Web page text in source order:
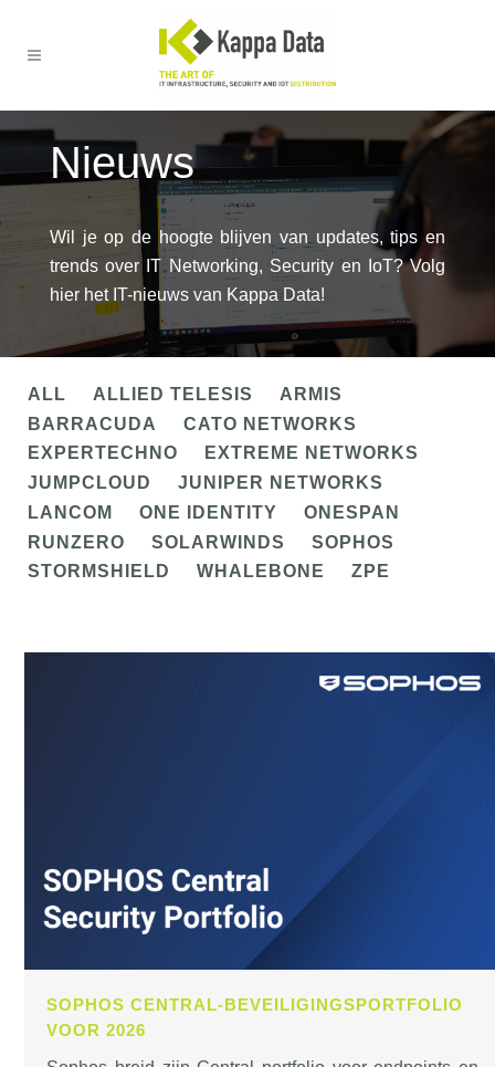
Nieuws
Wil je op de hoogte blijven van updates, tips en
trends over IT Networking, Security en IoT? Volg
hier het IT-nieuws van Kappa Data!
ALL ALLIED TELESIS
ARMIS
BARRACUDA
CATO NETWORKS
EXPERTECHNO
EXTREME NETWORKS
JUMPCLOUD
JUNIPER NETWORKS
LANCOM
ONE IDENTITY
ONESPAN
RUNZERO
SOLARWINDS
SOPHOS
STORMSHIELD
WHALEBONE ZPE
SOPHOS CENTRAL-BEVEILIGINGSPORTFOLIO
VOOR 2026